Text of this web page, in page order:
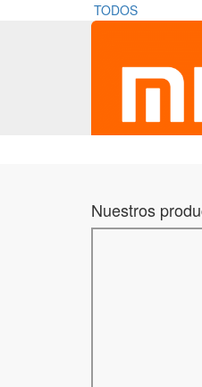
TODOS
Nuestros